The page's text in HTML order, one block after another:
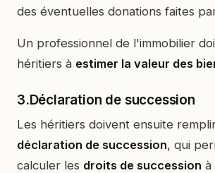
des éventuelles donations faites
Un professionnel de l'immobilier
héritiers à estimer la valeur des
3.Déclaration de succession
Les héritiers doivent ensuite
déclaration de succession, qui
calculer les droits de succession à